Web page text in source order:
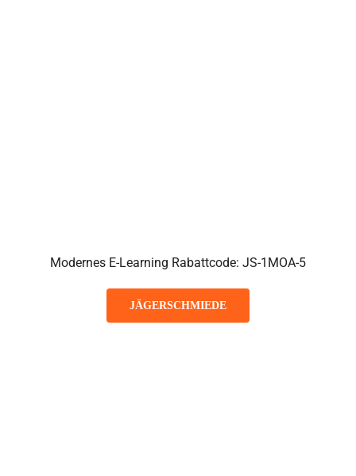
Modernes E-Learning Rabattcode: JS-1MOA-5
JÄGERSCHMIEDE